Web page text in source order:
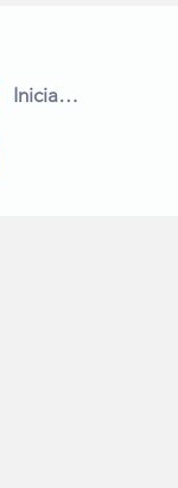
Iniciar Sesión